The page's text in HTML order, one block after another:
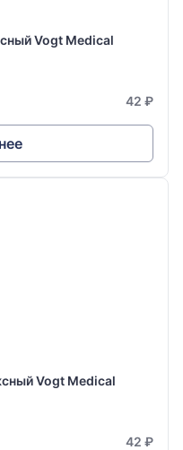
Vogt Medical
42 ₽
Vogt Medical
42 ₽